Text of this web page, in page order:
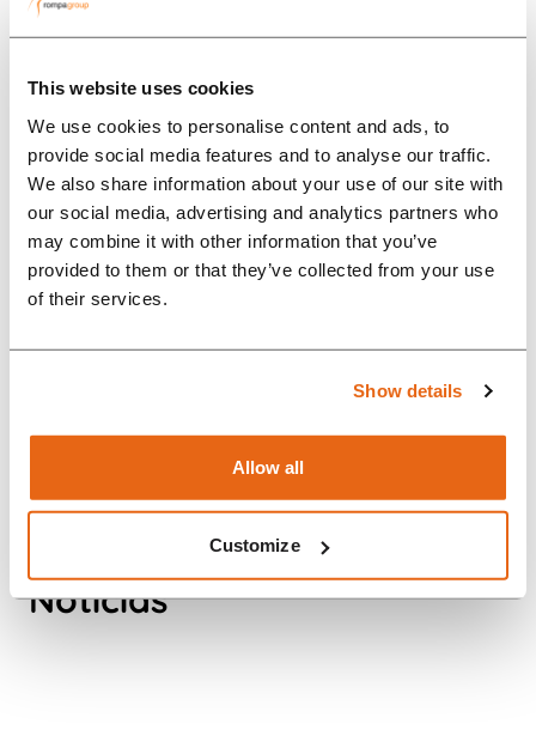
This website uses cookies
We use cookies to personalise content and ads, to
provide social media features and to analyse our traffic.
We also share information about your use of our site with
our social media, advertising and analytics partners who
may combine it with other information that you’ve
provided to them or that they’ve collected from your use
of their services.
Show details
Allow all
Customize
their excellent lines of
communication with the project
leaders at Bosch contribute to
ensuring a speedy and efficient
process, from placing the order
right throu...
Todo sobre Rompa
Noticias
WHAT MAKES ROMPA CHINA
THE IDEAL GLOBAL PARTNER?